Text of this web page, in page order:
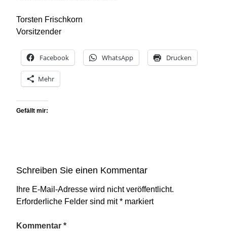
Torsten Frischkorn
Vorsitzender
Facebook WhatsApp Drucken
Mehr
Gefällt mir:
Schreiben Sie einen Kommentar
Ihre E-Mail-Adresse wird nicht veröffentlicht.
Erforderliche Felder sind mit* markiert
Kommentar *